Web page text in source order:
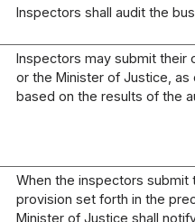
Inspectors shall audit the
Inspectors may submit their
or the Minister of Justice,
based on the results of the
When the inspectors submit
provision set forth in the
Minister of Justice shall